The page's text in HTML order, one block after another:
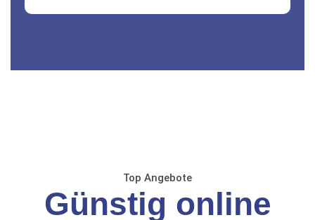
Top Angebote
Günstig online